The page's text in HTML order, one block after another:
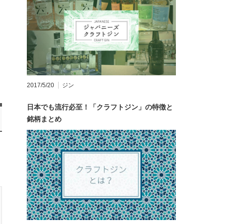
2017/5/20 ジン
日本でも流行必至！「クラフトジン」の特徴と
銘柄まとめ